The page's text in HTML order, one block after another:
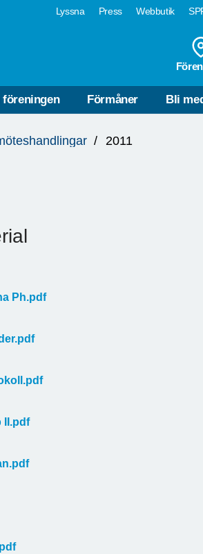
Lyssna Press Webbutik
föreningen Förmåner Bli
2011
Ph.pdf
II.pdf